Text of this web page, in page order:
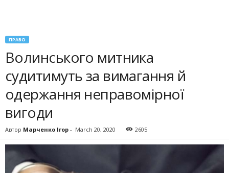
ПРАВО
Волинського митника
судитимуть за вимагання й
одержання неправомірної
вигоди
Автор Марченко Ігор - March 20, 2020 2605